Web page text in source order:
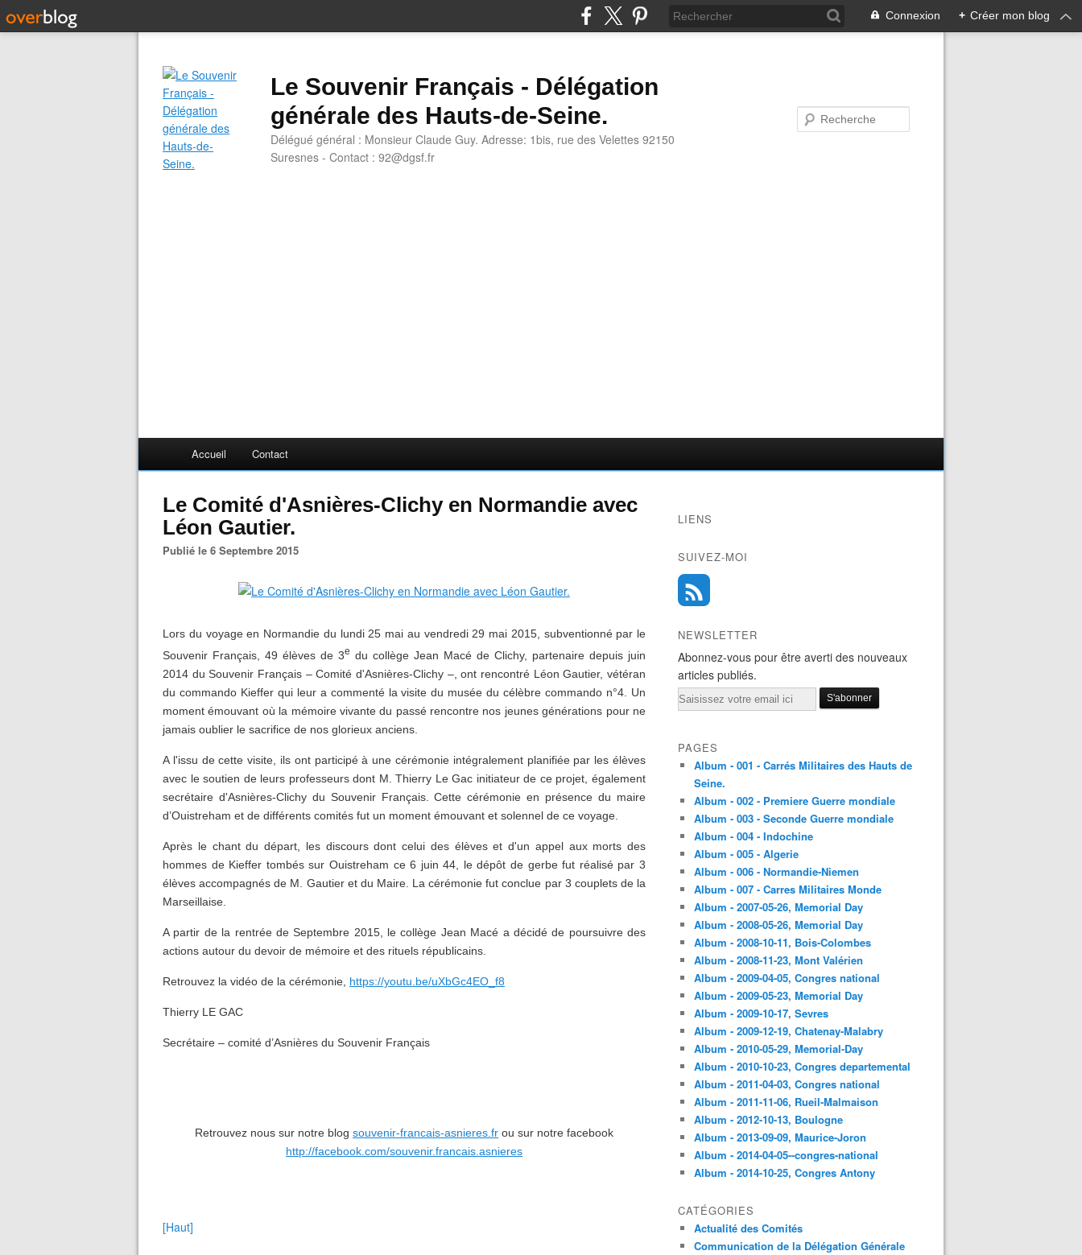
Connexion + Créer mon blog
Le Souvenir Français - Délégation
générale des Hauts-de-Seine.
Délégué général : Monsieur Claude Guy. Adresse: 1bis, rue des Velettes 92150
Suresnes - Contact : 92@dgsf.fr
Accueil Contact
Le Comité d'Asnières-Clichy en Normandie avec
Léon Gautier.
Publié le 6 Septembre 2015
Lors du voyage en Normandie du lundi 25 mai au vendredi 29 mai 2015, subventionné par le
Souvenir Français, 49 élèves de 3e du collège Jean Macé de Clichy, partenaire depuis juin
2014 du Souvenir Français – Comité d'Asnières-Clichy –, ont rencontré Léon Gautier, vétéran
du commando Kieffer qui leur a commenté la visite du musée du célèbre commando n°4. Un
moment émouvant où la mémoire vivante du passé rencontre nos jeunes générations pour ne
jamais oublier le sacrifice de nos glorieux anciens.
A l'issu de cette visite, ils ont participé à une cérémonie intégralement planifiée par les élèves
avec le soutien de leurs professeurs dont M. Thierry Le Gac initiateur de ce projet, également
secrétaire d'Asnières-Clichy du Souvenir Français. Cette cérémonie en présence du maire
d’Ouistreham et de différents comités fut un moment émouvant et solennel de ce voyage.
Après le chant du départ, les discours dont celui des élèves et d'un appel aux morts des
hommes de Kieffer tombés sur Ouistreham ce 6 juin 44, le dépôt de gerbe fut réalisé par 3
élèves accompagnés de M. Gautier et du Maire. La cérémonie fut conclue par 3 couplets de la
Marseillaise.
A partir de la rentrée de Septembre 2015, le collège Jean Macé a décidé de poursuivre des
actions autour du devoir de mémoire et des rituels républicains.
Retrouvez la vidéo de la cérémonie, https://youtu.be/uXbGc4EO_f8
Thierry LE GAC
Secrétaire – comité d’Asnières du Souvenir Français
Retrouvez nous sur notre blog souvenir-francais-asnieres.fr ou sur notre facebook
http://facebook.com/souvenir.francais.asnieres
[Haut]
LIENS
SUIVEZ-MOI
NEWSLETTER
Abonnez-vous pour être averti des nouveaux
articles publiés.
Email
PAGES
Album - 001 - Carrés Militaires des Hauts de
Seine.
Album - 002 - Premiere Guerre mondiale
Album - 003 - Seconde Guerre mondiale
Album - 004 - Indochine
Album - 005 - Algerie
Album - 006 - Normandie-Niemen
Album - 007 - Carres Militaires Monde
Album - 2007-05-26, Memorial Day
Album - 2008-05-26, Memorial Day
Album - 2008-10-11, Bois-Colombes
Album - 2008-11-23, Mont Valérien
Album - 2009-04-05, Congres national
Album - 2009-05-23, Memorial Day
Album - 2009-10-17, Sevres
Album - 2009-12-19, Chatenay-Malabry
Album - 2010-05-29, Memorial-Day
Album - 2010-10-23, Congres departemental
Album - 2011-04-03, Congres national
Album - 2011-11-06, Rueil-Malmaison
Album - 2012-10-13, Boulogne
Album - 2013-09-09, Maurice-Joron
Album - 2014-04-05--congres-national
Album - 2014-10-25, Congres Antony
CATÉGORIES
Actualité des Comités
Communication de la Délégation Générale